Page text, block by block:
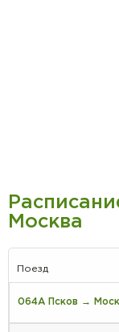
Москва
Поезд
064А Псков →